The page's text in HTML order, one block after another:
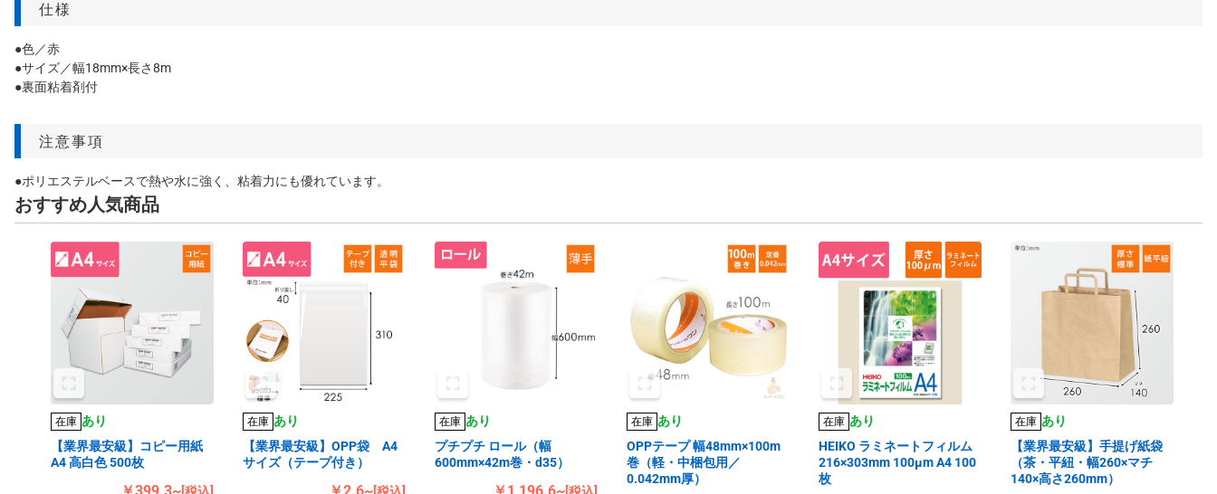
仕様
●色／赤
●サイズ／幅18mm×長さ8m
●裏面粘着剤付
注意事項
●ポリエステルベースで熱や水に強く、粘着力にも優れています。
おすすめ人気商品
在庫 あり
【業界最安級】コピー用紙
A4 高白色 500枚
在庫 あり
【業界最安級】OPP袋 A4
サイズ（テープ付き）
在庫 あり
プチプチ ロール（幅
600mm×42m巻・d35）
在庫 あり
OPPテープ 幅48mm×100m
巻（軽・中梱包用／
0.042mm厚）
在庫 あり
HEIKO ラミネートフィルム
216×303mm 100μm A4 100
枚
在庫 あり
【業界最安級】手提げ紙袋
（茶・平紐・幅260×マチ
140×高さ260mm）